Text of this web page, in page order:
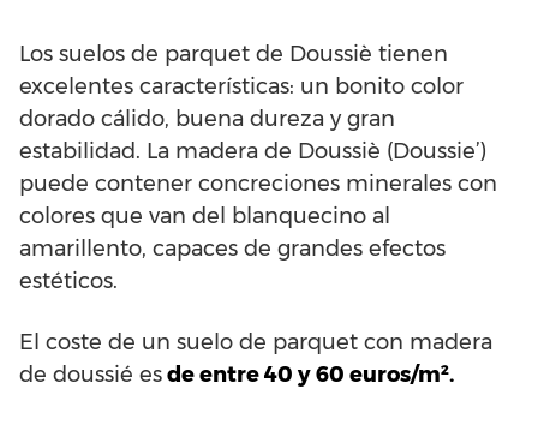
Los suelos de parquet de Doussiè tienen
excelentes características: un bonito color
dorado cálido, buena dureza y gran
estabilidad. La madera de Doussiè (Doussie’)
puede contener concreciones minerales con
colores que van del blanquecino al
amarillento, capaces de grandes efectos
estéticos.
El coste de un suelo de parquet con madera
de doussié esde entre 40 y 60 euros/m².